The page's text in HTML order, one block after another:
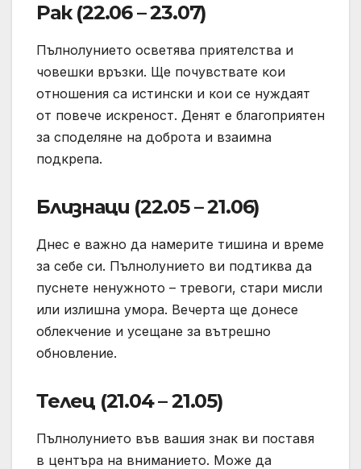
Рак (22.06 – 23.07)
Пълнолунието осветява приятелства и
човешки връзки. Ще почувствате кои
отношения са истински и кои се нуждаят
от повече искреност. Денят е благоприятен
за споделяне на доброта и взаимна
подкрепа.
Близнаци (22.05 – 21.06)
Днес е важно да намерите тишина и време
за себе си. Пълнолунието ви подтиква да
пуснете ненужното – тревоги, стари мисли
или излишна умора. Вечерта ще донесе
облекчение и усещане за вътрешно
обновление.
Телец (21.04 – 21.05)
Пълнолунието във вашия знак ви поставя
в центъра на вниманието. Може да